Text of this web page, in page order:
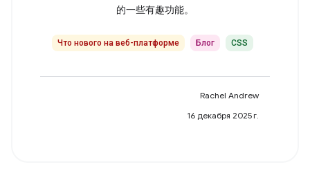
的一些有趣功能。
Что нового на веб-платформе Блог CSS
Rachel Andrew
16 декабря 2025 г.